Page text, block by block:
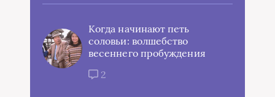
Когда начинают петь
соловьи: волшебство
весеннего пробуждения
2